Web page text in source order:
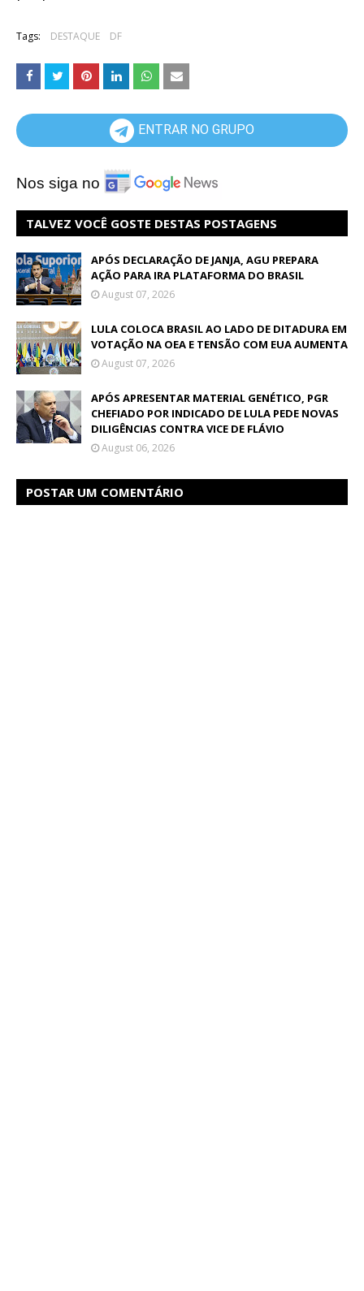
Tags: DESTAQUE DF
ENTRAR NO GRUPO
Nos siga no
TALVEZ VOCÊ GOSTE DESTAS POSTAGENS
APÓS DECLARAÇÃO DE JANJA, AGU PREPARA
AÇÃO PARA IRA PLATAFORMA DO BRASIL
August 07, 2026
LULA COLOCA BRASIL AO LADO DE DITADURA EM
VOTAÇÃO NA OEA E TENSÃO COM EUA AUMENTA
August 07, 2026
APÓS APRESENTAR MATERIAL GENÉTICO, PGR
CHEFIADO POR INDICADO DE LULA PEDE NOVAS
DILIGÊNCIAS CONTRA VICE DE FLÁVIO
August 06, 2026
POSTAR UM COMENTÁRIO